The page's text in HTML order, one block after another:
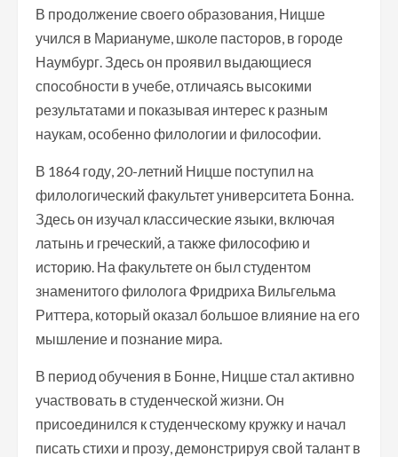
В продолжение своего образования, Ницше
учился в Мариануме, школе пасторов, в городе
Наумбург. Здесь он проявил выдающиеся
способности в учебе, отличаясь высокими
результатами и показывая интерес к разным
наукам, особенно филологии и философии.
В 1864 году, 20-летний Ницше поступил на
филологический факультет университета Бонна.
Здесь он изучал классические языки, включая
латынь и греческий, а также философию и
историю. На факультете он был студентом
знаменитого филолога Фридриха Вильгельма
Риттера, который оказал большое влияние на его
мышление и познание мира.
В период обучения в Бонне, Ницше стал активно
участвовать в студенческой жизни. Он
присоединился к студенческому кружку и начал
писать стихи и прозу, демонстрируя свой талант в